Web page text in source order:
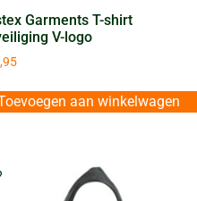
Garments T-shirt
V-logo
aan winkelwagen